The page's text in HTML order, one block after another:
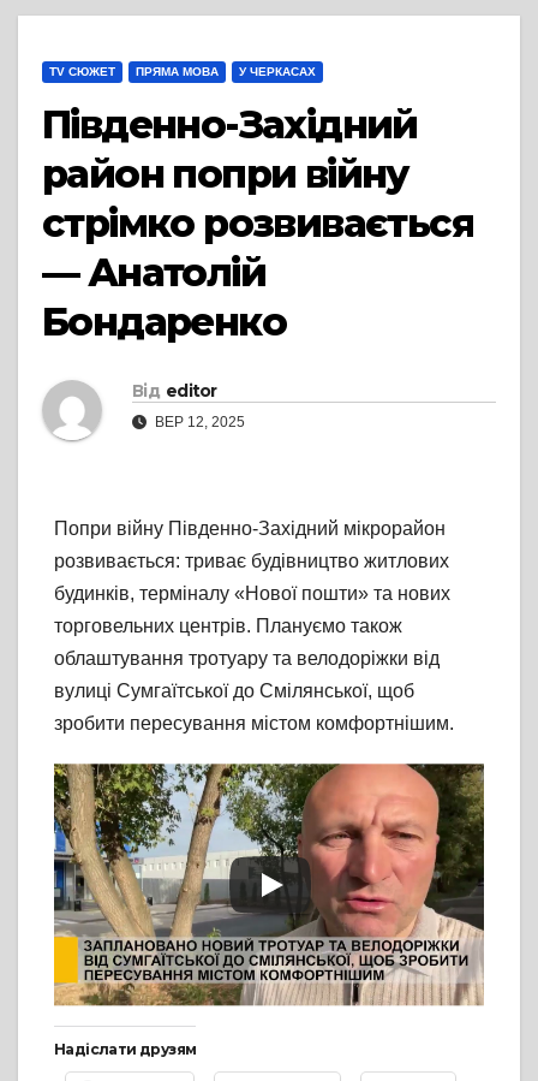
TV СЮЖЕТ ПРЯМА МОВА У ЧЕРКАСАХ
Південно-Західний
район попри війну
стрімко розвивається
— Анатолій
Бондаренко
Від editor
ВЕР 12, 2025
Попри війну Південно-Західний мікрорайон
розвивається: триває будівництво житлових
будинків, терміналу «Нової пошти» та нових
торговельних центрів. Плануємо також
облаштування тротуару та велодоріжки від
вулиці Сумгаїтської до Смілянської, щоб
зробити пересування містом комфортнішим.
Надіслати друзям